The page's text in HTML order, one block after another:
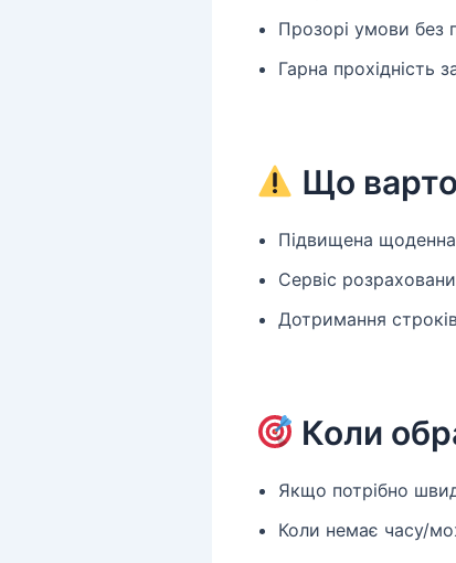
Прозорі умови без
Гарна прохідність
Що
Підвищена щоденна
Сервіс
Дотримання
Коли
Якщо потрібно
Коли немає часу/